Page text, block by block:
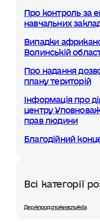
Про контроль за
навчальних
Випадки
Волинській
Про надання
плану територій
Інформація про
центру
прав людини
Благодійний
Всі категорії
Держпродспоживслужба